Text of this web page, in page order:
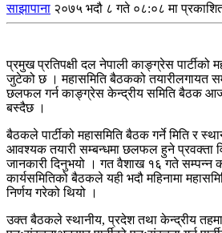
साझापाना २०७५ भदौ ८ गते ०८:०८ मा
प्रमुख प्रतिपक्षी दल नेपाली काङ्ग्रेस पार्टीको
जुटेको छ । महासमिति बैठकको तयारीलगायत
छलफल गर्न काङ्ग्रेस केन्द्रीय समिति बैठक आज
बस्दैछ ।
बैठकले पार्टीको महासमिति बैठक गर्ने मिति र
आवश्यक तयारी सम्बन्धमा छलफल हुने प्रवक्ता
जानकारी दिनुभयो । गत वैशाख १६ गते सम्पन्न
कार्यसमितिको बैठकले यही भदौ महिनामा
निर्णय गरेको थियो ।
उक्त बैठकले स्थानीय, प्रदेश तथा केन्द्रीय